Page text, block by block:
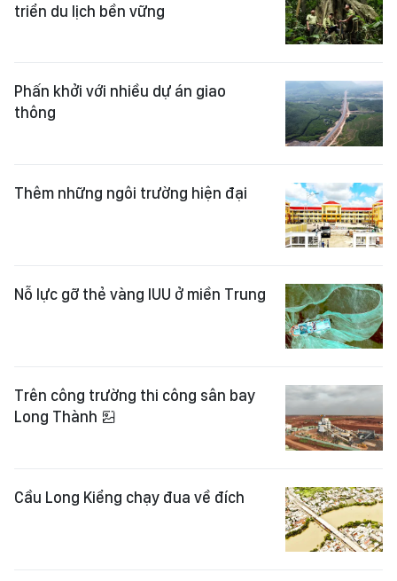
triển du lịch bền vững
Phấn khởi với nhiều dự án giao
thông
Thêm những ngôi trường hiện đại
Nỗ lực gỡ thẻ vàng IUU ở miền Trung
Trên công trường thi công sân bay
Long Thành
Cầu Long Kiểng chạy đua về đích